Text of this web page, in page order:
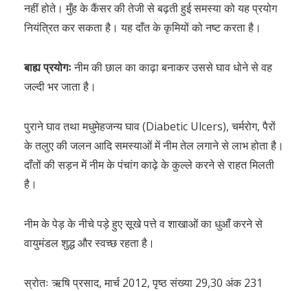
नहीं होते। मुँह के कैंसर की तेजी से बढ़ती हुई समस्या को यह प्रयोग
नियंत्रित कर सकता है। यह दाँत के कृमियों को नष्ट करता है।
बाह्य प्रयोगःनीम की छाल का काढ़ा बनाकर उससे घाव धोने से वह
जल्दी भर जाता है।
पुराने घाव तथा मधुमेहजन्य घाव (Diabetic Ulcers), चर्मरोग, पैरों
के तलुए की जलन आदि समस्याओं में नीम तेल लगाने से लाभ होता है।
दाँतों की सड़न में नीम के पंचांग काढ़े के कुल्ले करने से राहत मिलती
है।
नीम के पेड़ के नीचे पड़े हुए सूखे पत्ते व शाखाओं का धुआँ करने से
वायुमंडल शुद्ध और स्वच्छ रहता है।
स्रोतः ऋषि प्रसाद, मार्च 2012, पृष्ठ संख्या 29,30 अंक 231